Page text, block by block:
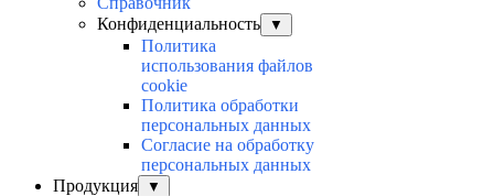
Конфиденциальность
▼
Политика
использования файлов
cookie
Политика обработки
персональных данных
Согласие на обработку
персональных данных
Продукция
▼